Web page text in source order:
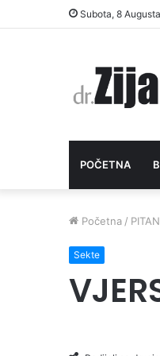
Subota, 8
POČETNA
Početna /
Sekte